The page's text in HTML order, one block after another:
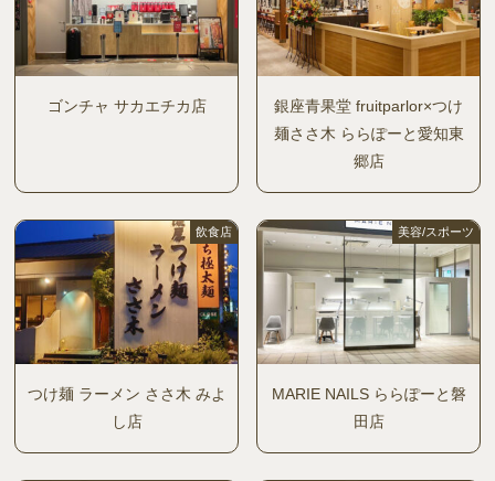
ゴンチャ サカエチカ店
銀座青果堂 fruitparlor×つけ
麺ささ木 ららぽーと愛知東
郷店
飲食店
つけ麺 ラーメン ささ木 みよ
し店
美容/スポーツ
MARIE NAILS ららぽーと磐
田店